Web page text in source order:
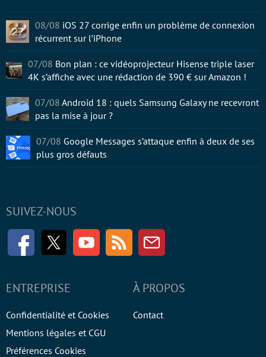
SUIVEZ-NOUS
FacebookTwitter Youtube RSS Newsletter
ENTREPRISE
Confidentialité et Cookies
Mentions légales et CGU
Préférences Cookies
À PROPOS
Contact
08/08 iOS 27 corrige enfin un problème de connexion
récurrent sur l’iPhone
07/08 Bon plan : ce vidéoprojecteur Hisense triple laser
4K s’affiche avec une rédaction de 390 € sur Amazon !
07/08 Android 18 : quels Samsung Galaxy ne recevront
pas la mise à jour ?
07/08 Google Messages s’attaque enfin à deux de ses
plus gros défauts